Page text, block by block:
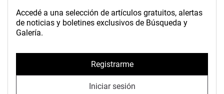
Accedé a una selección de artículos gratuitos, alertas
de noticias y boletines exclusivos de Búsqueda y
Galería.
Registrarme
Iniciar sesión